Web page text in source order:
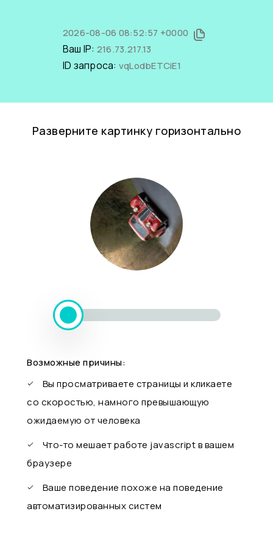
2026-08-06 08:52:57 +0000
Ваш IP: 216.73.217.13
ID запроса: vqLodbETCiE1
Разверните картинку горизонтально
Возможные причины:
Вы просматриваете страницы и кликаете
со скоростью, намного превышающую
ожидаемую от человека
Что-то мешает работе javascript в вашем
браузере
Ваше поведение похоже на поведение
автоматизированных систем